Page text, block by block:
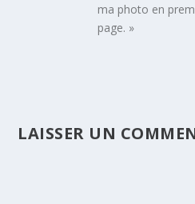
ma photo en
page. »
LAISSER UN